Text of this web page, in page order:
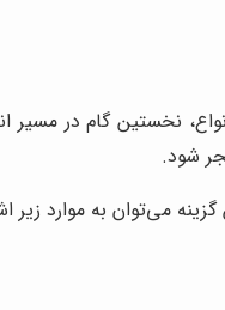
نخستین گام در
شود.
می‌توان به موارد زیر